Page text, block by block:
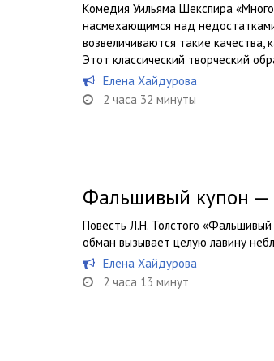
Комедия Уильяма Шекспира
насмехающимся над
возвеличиваются такие качества,
Этот классический творческий
Елена Хайдурова
2 часа 32 минуты
Фальшивый купон —
Повесть Л.Н. Толстого
обман вызывает целую лавину
Елена Хайдурова
2 часа 13 минут